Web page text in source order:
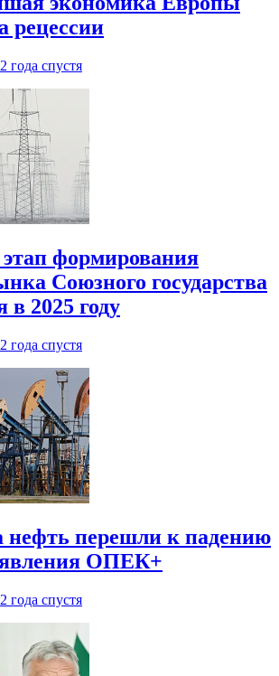
рецессии
2 года спустя
формирования
Союзного государства
в 2025 году
2 года спустя
перешли к падению
ОПЕК+
2 года спустя